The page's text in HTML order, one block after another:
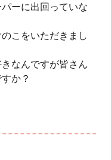
ーに出回っていな
こをいただきまし
なんですが皆さん
か？